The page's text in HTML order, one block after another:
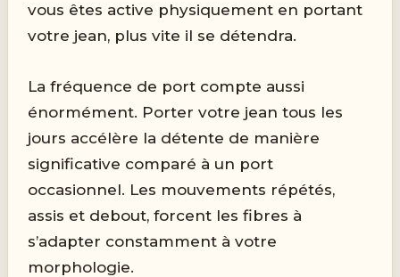
vous êtes active physiquement en portant
votre jean, plus vite il se détendra.
La fréquence de port compte aussi
énormément. Porter votre jean tous les
jours accélère la détente de manière
significative comparé à un port
occasionnel. Les mouvements répétés,
assis et debout, forcent les fibres à
s’adapter constamment à votre
morphologie.